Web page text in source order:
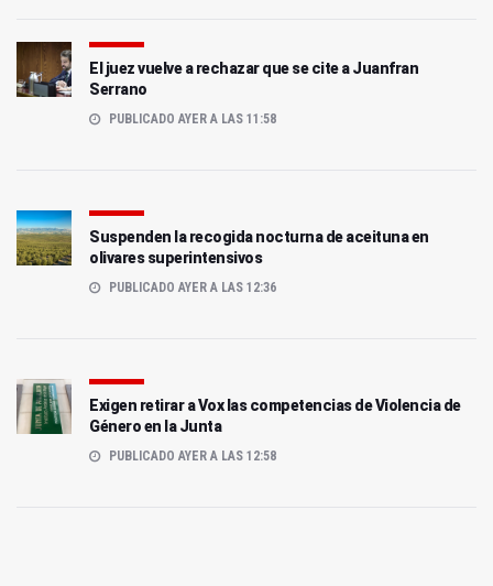
El juez vuelve a rechazar que se cite a Juanfran
Serrano
PUBLICADO AYER A LAS 11:58
Suspenden la recogida nocturna de aceituna en
olivares superintensivos
PUBLICADO AYER A LAS 12:36
Exigen retirar a Vox las competencias de Violencia de
Género en la Junta
PUBLICADO AYER A LAS 12:58